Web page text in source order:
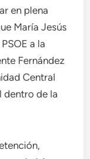
en plena
María Jesús
a la
Fernández
Central
dentro de la